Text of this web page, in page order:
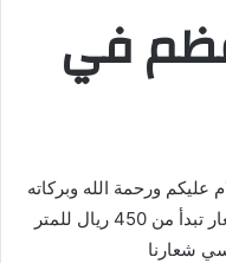
في
ورحمة الله وبركاته
مقاول بناء عظم بالمواد في جدة بأسعار تبدأ من 450 ريال للمتر
شعارنا